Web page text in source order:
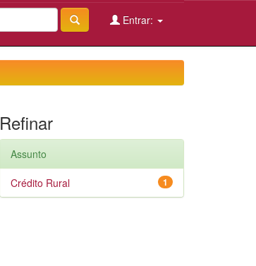
Entrar:
Refinar
Assunto
1
Crédito Rural